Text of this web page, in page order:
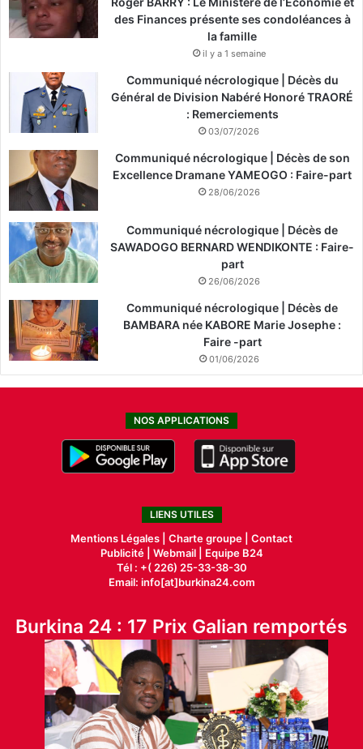
des Finances présente ses condoléances à
la famille
il y a 1 semaine
Communiqué nécrologique | Décès du
Général de Division Nabéré Honoré TRAORÉ
: Remerciements
03/07/2026
Communiqué nécrologique | Décès de son
Excellence Dramane YAMEOGO : Faire-part
28/06/2026
Communiqué nécrologique | Décès de
SAWADOGO BERNARD WENDIKONTE : Faire-
part
26/06/2026
Communiqué nécrologique | Décès de
BAMBARA née KABORE Marie Josephe :
Faire -part
01/06/2026
NOS APPLICATIONS
LIENS UTILES
Mentions Légales | Charte groupe | Contact
Publicité| Webmail |
Equipe B24
Tél : +( 226) 25-33-38-30
Email: info[at]burkina24.com
Burkina 24 : 17 Prix Galian remportés